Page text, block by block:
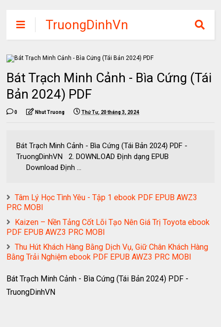
TruongDinhVn
Chia sẽ ebook,
các khóa học,
phần mềm học
tập miễn phí
Bát Trạch Minh Cảnh - Bìa Cứng (Tái
Bản 2024) PDF
0 Nhut Truong Thứ Tư, 20 tháng 3, 2024
Bát Trạch Minh Cảnh - Bìa Cứng (Tái Bản 2024) PDF -
TruongDinhVN 2. DOWNLOAD Định dạng EPUB
Download Định ...
Tâm Lý Học Tình Yêu - Tập 1 ebook PDF EPUB AWZ3
PRC MOBI
Kaizen – Nền Tảng Cốt Lõi Tạo Nên Giá Trị Toyota ebook
PDF EPUB AWZ3 PRC MOBI
Thu Hút Khách Hàng Bằng Dịch Vụ, Giữ Chân Khách Hàng
Bằng Trải Nghiệm ebook PDF EPUB AWZ3 PRC MOBI
Bát Trạch Minh Cảnh - Bìa Cứng (Tái Bản 2024) PDF -
TruongDinhVN